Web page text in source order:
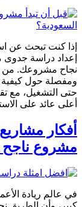
إذا كنت تبحث عن
إعداد دراسة جدوى
نجاح مشروعك. من
ومفصلة حول كيفية
حتى التشغيل، مع
أعلى عائد على
أفكار
مشروع ناجح
في عالم ريادة